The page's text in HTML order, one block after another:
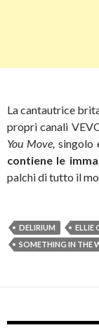
La cantautrice
propri canali
You Move, singolo
contiene le
palchi di tutto il
DELIRIUM ELLIE
SOMETHING IN THE